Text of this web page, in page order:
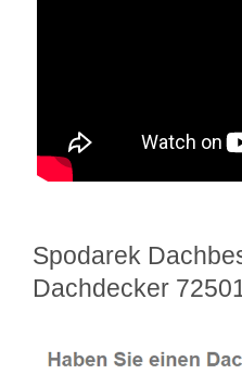
Spodarek
Dachdecker